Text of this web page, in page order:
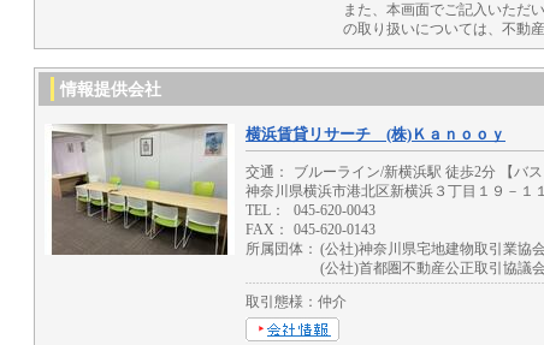
また、本画面でご記入いただ
の取り扱いについては、不動
情報提供会社
横浜賃貸リサーチ (株)Ｋａｎｏｏｙ
交通：
ブルーライン/新横浜駅 徒歩2分 【バ
神奈川県横浜市港北区新横浜３丁目１９－
TEL：
045-620-0043
FAX：
045-620-0143
所属団体： (公社)神奈川県宅地建物取引業協
(公社)首都圏不動産公正取引協議
取引態様：仲介